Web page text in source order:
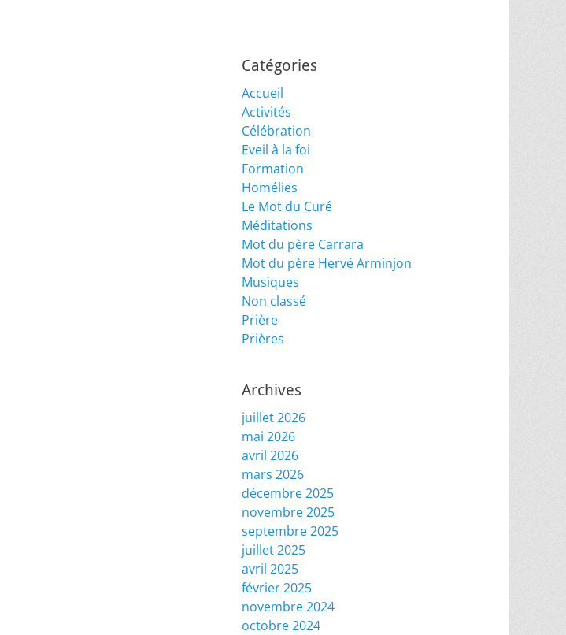
Catégories
Accueil
Activités
Célébration
Eveil à la foi
Formation
Homélies
Le Mot du Curé
Méditations
Mot du père Carrara
Mot du père Hervé Arminjon
Musiques
Non classé
Prière
Prières
Archives
juillet 2026
mai 2026
avril 2026
mars 2026
décembre 2025
novembre 2025
septembre 2025
juillet 2025
avril 2025
février 2025
novembre 2024
octobre 2024